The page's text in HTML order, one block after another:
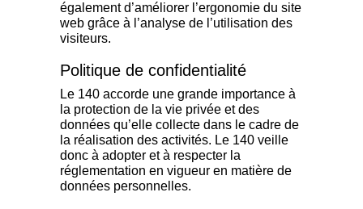
également d’améliorer l’ergonomie du site
web grâce à l’analyse de l’utilisation des
visiteurs.
Politique de confidentialité
Le 140 accorde une grande importance à
la protection de la vie privée et des
données qu’elle collecte dans le cadre de
la réalisation des activités. Le 140 veille
donc à adopter et à respecter la
réglementation en vigueur en matière de
données personnelles.